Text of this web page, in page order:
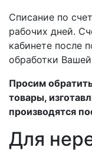
Списание по
рабочих дней.
кабинете после
обработки
Просим
товары,
производятся
Для